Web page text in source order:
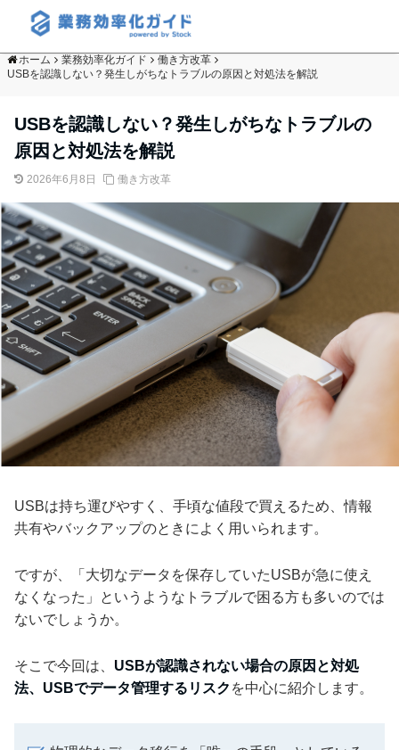
ホーム 業務効率化ガイド
働き方改革
USBを認識しない？発生しがちなトラブルの原因と対処法を解説
USBを認識しない？発生しがちなトラブルの
原因と対処法を解説
2026年6月8日 働き方改革
USBは持ち運びやすく、手頃な値段で買えるため、情報
共有やバックアップのときによく用いられます。
ですが、「大切なデータを保存していたUSBが急に使え
なくなった」というようなトラブルで困る方も多いのでは
ないでしょうか。
そこで今回は、 USBが認識されない場合の原因と対処
法、USBでデータ管理するリスク を中心に紹介します。